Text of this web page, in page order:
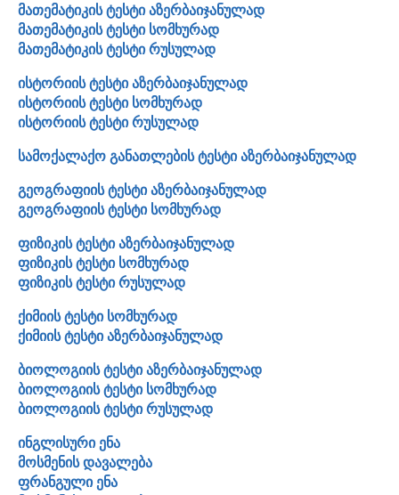
მათემატიკის ტესტი აზერბაიჯანულად
მათემატიკის ტესტი სომხურად
მათემატიკის ტესტი რუსულად
ისტორიის ტესტი აზერბაიჯანულად
ისტორიის ტესტი სომხურად
ისტორიის ტესტი რუსულად
სამოქალაქო განათლების ტესტი აზერბაიჯანულად
გეოგრაფიის ტესტი აზერბაიჯანულად
გეოგრაფიის ტესტი სომხურად
ფიზიკის ტესტი აზერბაიჯანულად
ფიზიკის ტესტი სომხურად
ფიზიკის ტესტი რუსულად
ქიმიის ტესტი სომხურად
ქიმიის ტესტი აზერბაიჯანულად
ბიოლოგიის ტესტი აზერბაიჯანულად
ბიოლოგიის ტესტი სომხურად
ბიოლოგიის ტესტი რუსულად
ინგლისური ენა
მოსმენის დავალება
ფრანგული ენა